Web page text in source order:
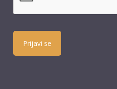
Prijavi se